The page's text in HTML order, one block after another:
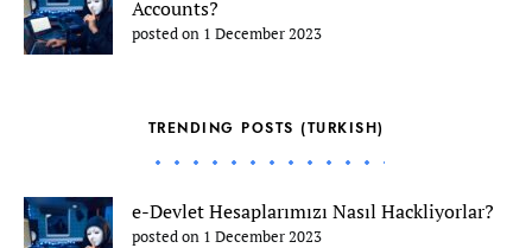
Accounts?
posted on 1 December 2023
TRENDING POSTS (TURKISH)
e-Devlet Hesaplarımızı Nasıl Hackliyorlar?
posted on 1 December 2023